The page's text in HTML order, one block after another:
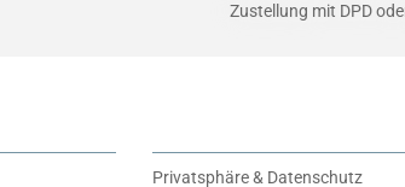
Zustellung mit DPD
Privatsphäre & Datenschutz